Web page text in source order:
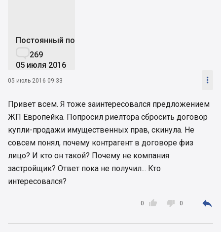
Постоянный пользователь
269
05 июля 2016
05 июль 2016 09:33 
Привет всем. Я тоже заинтересовался предложением
ЖП Европейка. Попросил риелтора сбросить договор
купли-продажи имущественных прав, скинула. Не
совсем понял, почему контрагент в договоре физ
лицо? И кто он такой? Почему не компания
застройщик? Ответ пока не получил... Кто
интересовался?

0  0 